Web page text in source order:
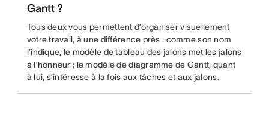
Gantt ?
Tous deux vous permettent d’organiser visuellement
votre travail, à une différence près : comme son nom
l’indique, le modèle de tableau des jalons met les jalons
à l’honneur ; le modèle de diagramme de Gantt, quant
à lui, s’intéresse à la fois aux tâches et aux jalons.